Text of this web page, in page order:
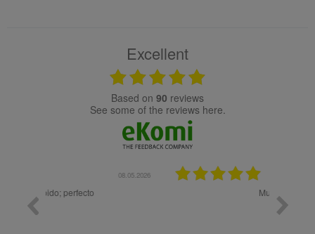
Excellent
based on 90 reviews
see some of the reviews here.
08.04.2026